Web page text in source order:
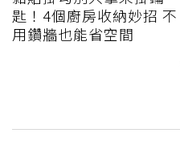
匙！4個廚房收納妙招 不
用鑽牆也能省空間